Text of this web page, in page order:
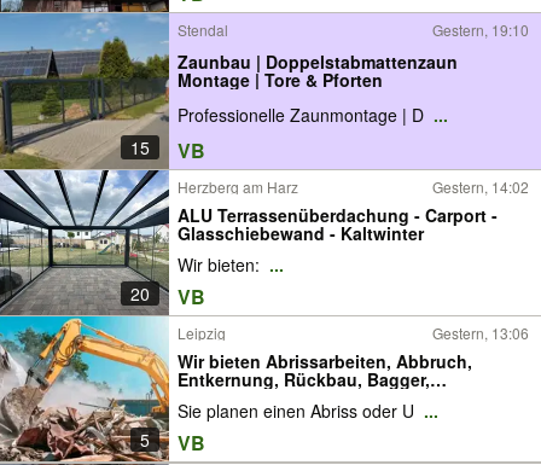
15
Stendal Gestern, 19:10
Zaunbau | Doppelstabmattenzaun
Montage | Tore & Pforten
Professionelle Zaunmontage | D ...
VB
20
Herzberg am Harz Gestern, 14:02
ALU Terrassenüberdachung - Carport -
Glasschiebewand - Kaltwinter
Wir bieten: ...
VB
5
Leipzig Gestern, 13:06
Wir bieten Abrissarbeiten, Abbruch,
Entkernung, Rückbau, Bagger,
Entsorgung, Demontage, Abriss,
Abbrucharbeiten, Gartenlaube, Bungalow,
Schuppen, Garage, Carport, Gartenhaus,
Terrasse, Zäune
Sie planen einen Abriss oder U ...
VB